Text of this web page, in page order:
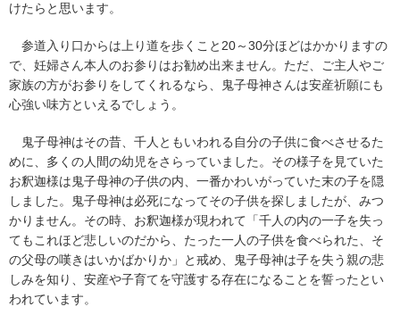
けたらと思います。
参道入り口からは上り道を歩くこと20～30分ほどはかかりますの
で、妊婦さん本人のお参りはお勧め出来ません。ただ、ご主人やご
家族の方がお参りをしてくれるなら、鬼子母神さんは安産祈願にも
心強い味方といえるでしょう。
鬼子母神はその昔、千人ともいわれる自分の子供に食べさせるた
めに、多くの人間の幼児をさらっていました。その様子を見ていた
お釈迦様は鬼子母神の子供の内、一番かわいがっていた末の子を隠
しました。鬼子母神は必死になってその子供を探しましたが、みつ
かりません。その時、お釈迦様が現われて「千人の内の一子を失っ
てもこれほど悲しいのだから、たった一人の子供を食べられた、そ
の父母の嘆きはいかばかりか」と戒め、鬼子母神は子を失う親の悲
しみを知り、安産や子育てを守護する存在になることを誓ったとい
われています。